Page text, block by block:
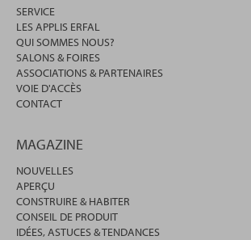
SERVICE
LES APPLIS ERFAL
QUI SOMMES NOUS?
SALONS & FOIRES
ASSOCIATIONS & PARTENAIRES
VOIE D'ACCÈS
CONTACT
MAGAZINE
NOUVELLES
APERÇU
CONSTRUIRE & HABITER
CONSEIL DE PRODUIT
IDÉES, ASTUCES & TENDANCES